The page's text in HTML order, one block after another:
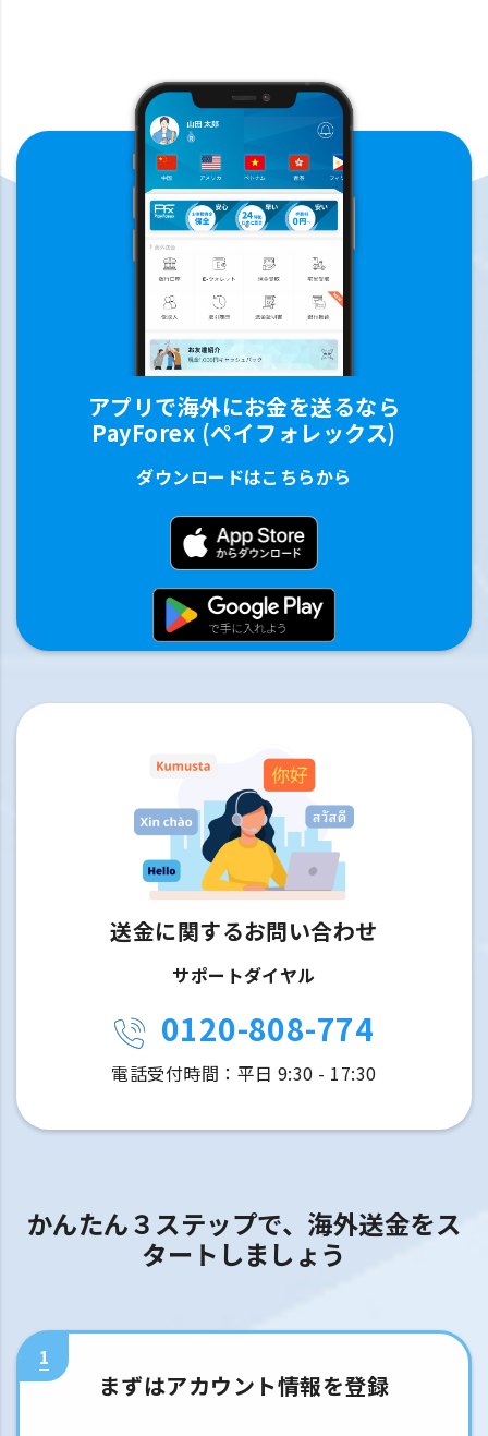
アプリで海外にお金を送るなら
PayForex (ペイフォレックス)
ダウンロードはこちらから
送金に関するお問い合わせ
サポートダイヤル
0120-808-774
電話受付時間：平日 9:30 - 17:30
かんたん３ステップで、海外送金をス
タートしましょう
1
まずはアカウント情報を登録